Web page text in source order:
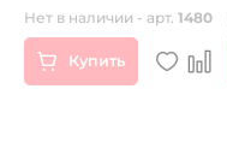
CN
Нет в наличии - арт. 1480
Купить